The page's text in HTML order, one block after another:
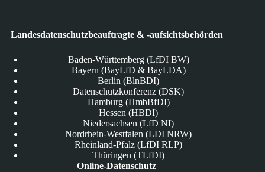
Landesdatenschutzbeauftragte & -aufsichtsbehörden
Baden-Württemberg (LfDI BW)
Bayern (BayLfD & BayLDA)
Berlin (BlnBDI)
Datenschutzkonferenz (DSK)
Hamburg (HmbBfDI)
Hessen (HBDI)
Niedersachsen (LfD NI)
Nordrhein-Westfalen (LDI NRW)
Rheinland-Pfalz (LfDI RLP)
Thüringen (TLfDI)
Online-Datenschutz